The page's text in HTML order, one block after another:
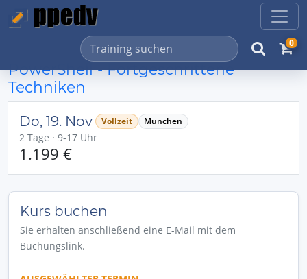
0
PowerShell - Fortgeschrittene
Techniken
Do, 19. Nov Vollzeit München
2 Tage · 9-17 Uhr
1.199 €
Kurs buchen
Sie erhalten anschließend eine E-Mail mit dem
Buchungslink.